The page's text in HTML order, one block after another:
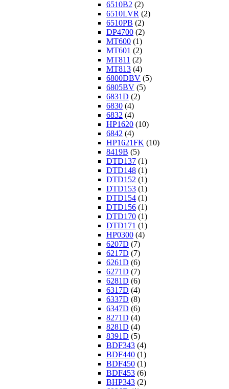
6510B2 (2)
6510LVR (2)
6510PB (2)
DP4700 (2)
MT600 (1)
MT601 (2)
MT811 (2)
MT813 (4)
6800DBV (5)
6805BV (5)
6831D (2)
6830 (4)
6832 (4)
HP1620 (10)
6842 (4)
HP1621FK (10)
8419B (5)
DTD137 (1)
DTD148 (1)
DTD152 (1)
DTD153 (1)
DTD154 (1)
DTD156 (1)
DTD170 (1)
DTD171 (1)
HP0300 (4)
6207D (7)
6217D (7)
6261D (6)
6271D (7)
6281D (6)
6317D (4)
6337D (8)
6347D (6)
8271D (4)
8281D (4)
8391D (5)
BDF343 (4)
BDF440 (1)
BDF450 (1)
BDF453 (6)
BHP343 (2)